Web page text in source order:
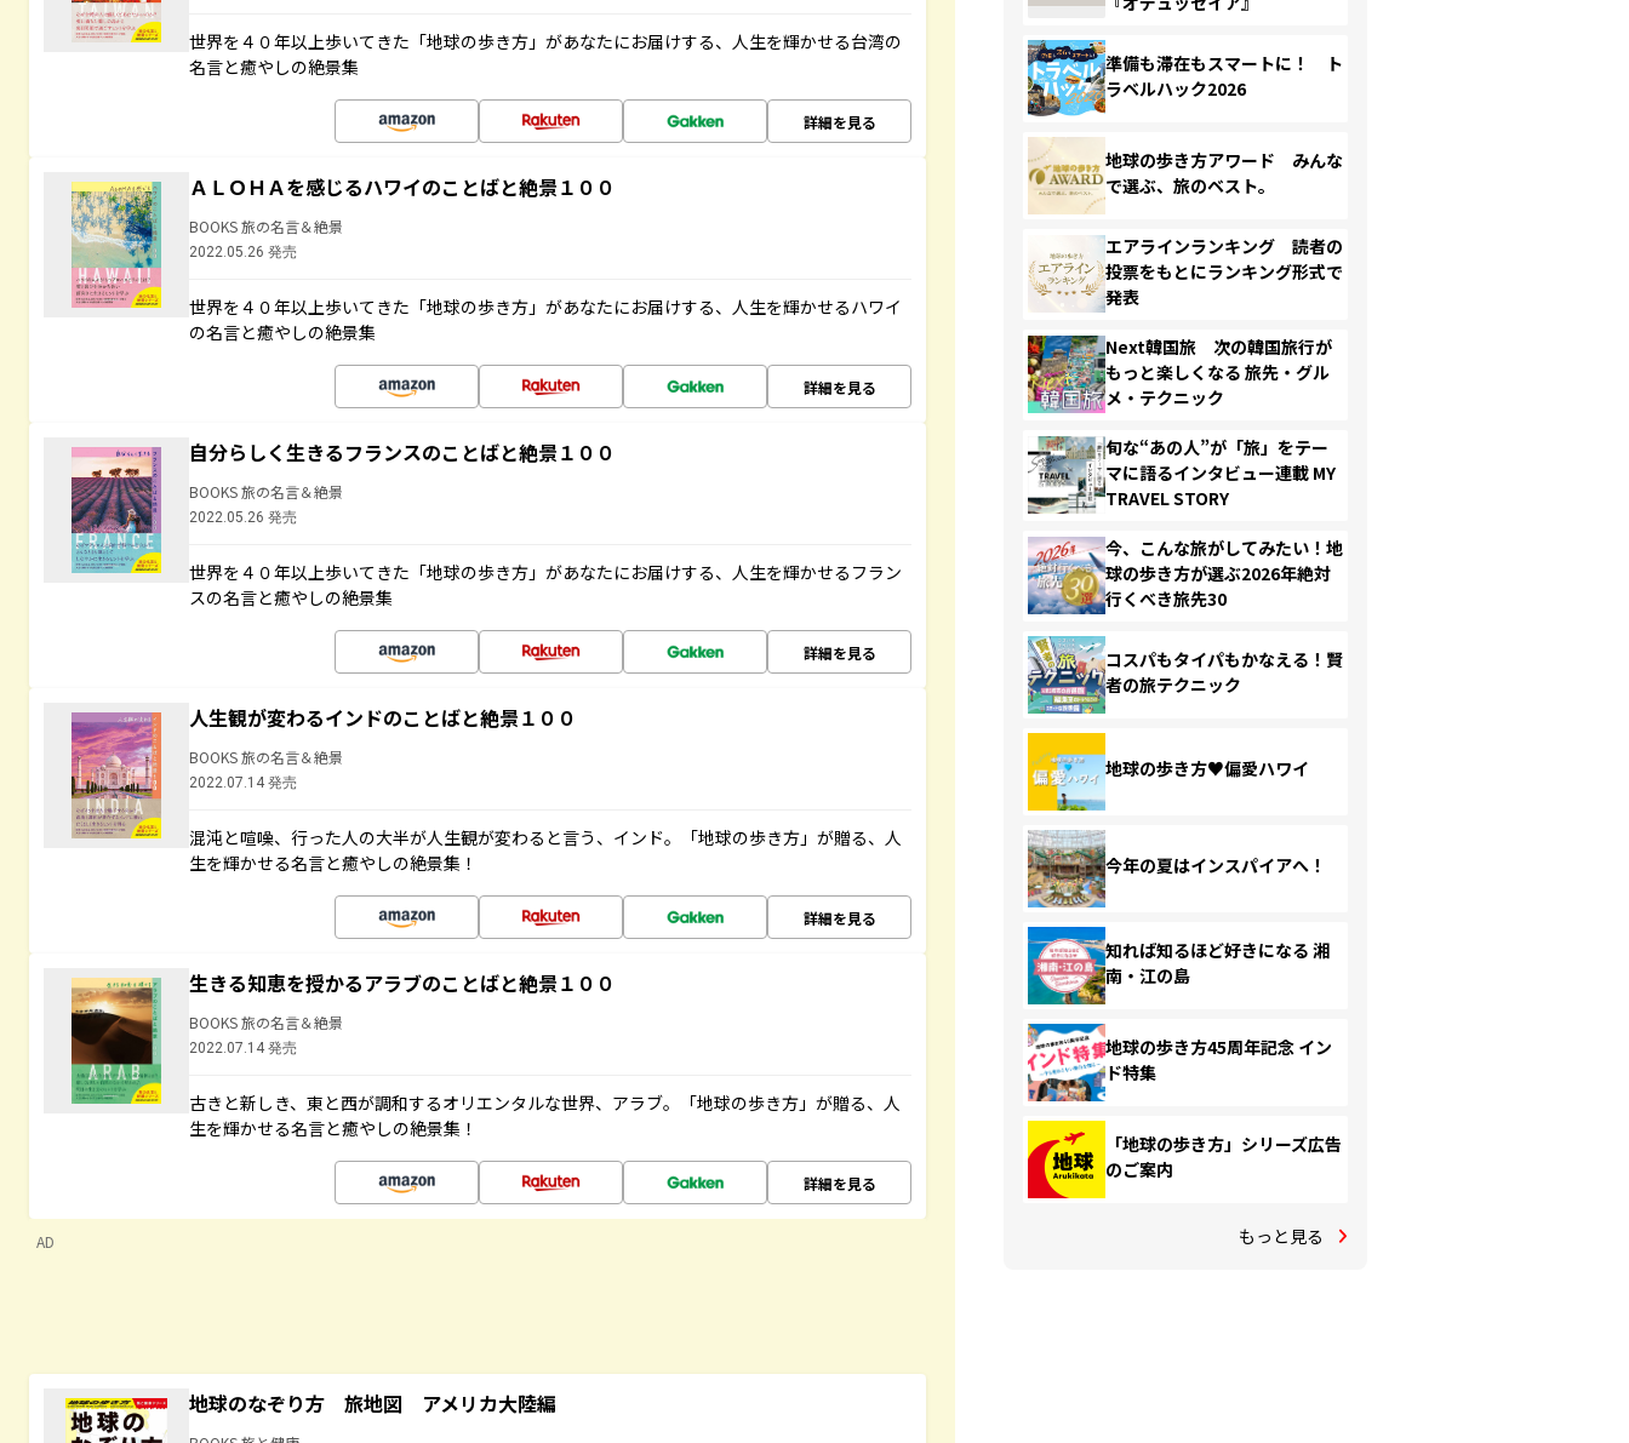
世界を４０年以上歩いてきた「地球の歩き方」があなたにお届けする、人生を輝かせる台湾の
名言と癒やしの絶景集
詳細を見る
ＡＬＯＨＡを感じるハワイのことばと絶景１００
BOOKS 旅の名言＆絶景
2022.05.26 発売
世界を４０年以上歩いてきた「地球の歩き方」があなたにお届けする、人生を輝かせるハワイ
の名言と癒やしの絶景集
詳細を見る
自分らしく生きるフランスのことばと絶景１００
BOOKS 旅の名言＆絶景
2022.05.26 発売
世界を４０年以上歩いてきた「地球の歩き方」があなたにお届けする、人生を輝かせるフラン
スの名言と癒やしの絶景集
詳細を見る
人生観が変わるインドのことばと絶景１００
BOOKS 旅の名言＆絶景
2022.07.14 発売
混沌と喧噪、行った人の大半が人生観が変わると言う、インド。「地球の歩き方」が贈る、人
生を輝かせる名言と癒やしの絶景集！
詳細を見る
生きる知恵を授かるアラブのことばと絶景１００
BOOKS 旅の名言＆絶景
2022.07.14 発売
古きと新しき、東と西が調和するオリエンタルな世界、アラブ。「地球の歩き方」が贈る、人
生を輝かせる名言と癒やしの絶景集！
詳細を見る
AD
地球のなぞり方 旅地図 アメリカ大陸編
準備も滞在もスマートに！ ト
ラベルハック2026
地球の歩き方アワード みんな
で選ぶ、旅のベスト。
エアラインランキング 読者の
投票をもとにランキング形式で
発表
Next韓国旅 次の韓国旅行が
もっと楽しくなる 旅先・グル
メ・テクニック
旬な“あの人”が「旅」をテー
マに語るインタビュー連載 MY
TRAVEL STORY
今、こんな旅がしてみたい！地
球の歩き方が選ぶ2026年絶対
行くべき旅先30
コスパもタイパもかなえる！賢
者の旅テクニック
地球の歩き方♥偏愛ハワイ
今年の夏はインスパイアへ！
知れば知るほど好きになる 湘
南・江の島
地球の歩き方45周年記念 イン
ド特集
「地球の歩き方」シリーズ広告
のご案内
もっと見る